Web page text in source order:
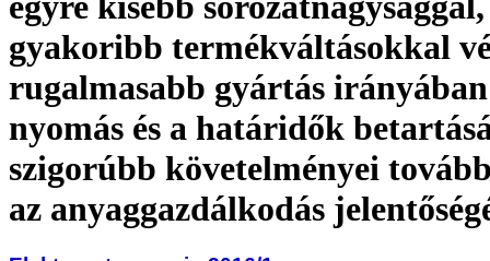
gyakoribb termékváltásokkal
rugalmasabb gyártás
nyomás és a határidők
szigorúbb követelményei
az anyaggazdálkodás